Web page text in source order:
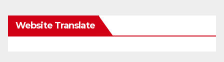
Website Translate